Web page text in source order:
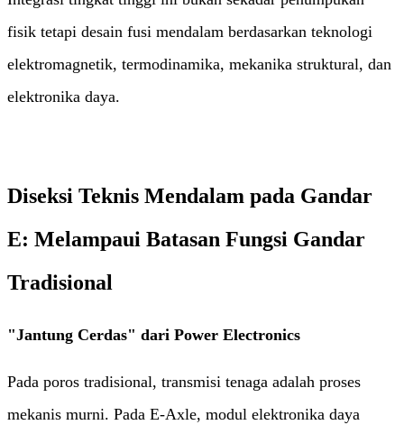
fisik tetapi desain fusi mendalam berdasarkan teknologi
elektromagnetik, termodinamika, mekanika struktural, dan
elektronika daya.
Diseksi Teknis Mendalam pada Gandar
E: Melampaui Batasan Fungsi Gandar
Tradisional
"Jantung Cerdas" dari Power Electronics
Pada poros tradisional, transmisi tenaga adalah proses
mekanis murni. Pada E-Axle, modul elektronika daya